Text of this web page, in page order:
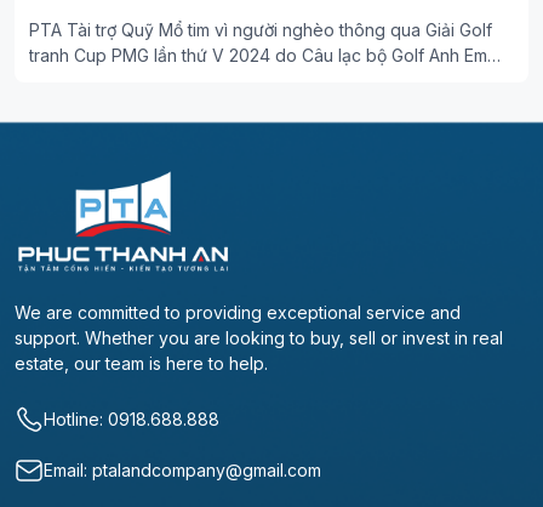
Nghèo
PTA Tài trợ Quỹ Mổ tim vì người nghèo thông qua Giải Golf
tranh Cup PMG lần thứ V 2024 do Câu lạc bộ Golf Anh Em
We are committed to providing exceptional service and
support. Whether you are looking to buy, sell or invest in real
estate, our team is here to help.
Hotline: 0918.688.888
Email: ptalandcompany@gmail.com